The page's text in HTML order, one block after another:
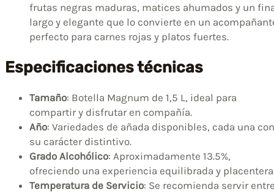
frutas negras maduras, matices ahumados y un
largo y elegante que lo convierte en un
perfecto para carnes rojas y platos fuertes.
Especificaciones técnicas
Tamaño: Botella Magnum de 1,5 L, ideal para
compartir y disfrutar en compañía.
Año: Variedades de añada disponibles, cada una con
su carácter distintivo.
Grado Alcohólico: Aproximadamente 13.5%,
ofreciendo una experiencia equilibrada y
Temperatura de Servicio: Se recomienda servir